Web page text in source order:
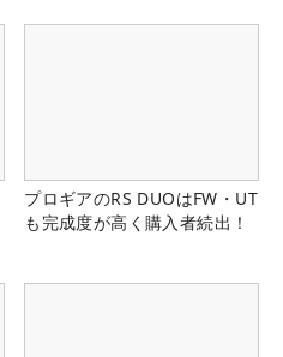
プロギアのRS DUOはFW・UT
も完成度が高く購入者続出！